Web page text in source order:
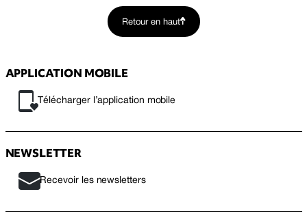
Retour en haut
APPLICATION MOBILE
Télécharger l’application mobile
NEWSLETTER
Recevoir les newsletters